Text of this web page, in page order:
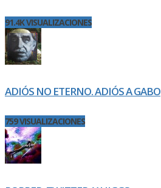
91.4K VISUALIZACIONES
ADIÓS NO ETERNO. ADIÓS A GABO
759 VISUALIZACIONES